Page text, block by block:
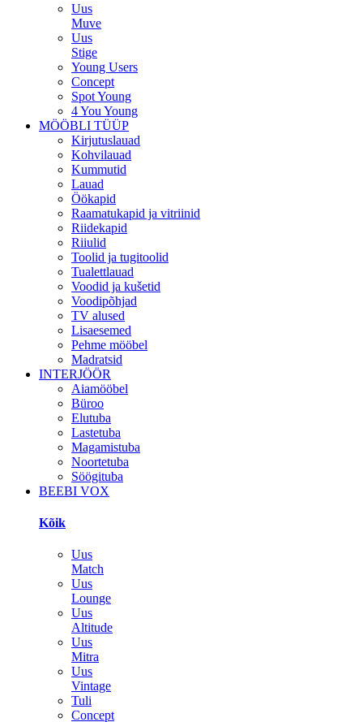
Uus
Muve
Uus
Stige
Young Users
Concept
Spot Young
4 You Young
MÖÖBLI TÜÜP
Kirjutuslauad
Kohvilauad
Kummutid
Lauad
Öökapid
Raamatukapid ja vitriinid
Riidekapid
Riiulid
Toolid ja tugitoolid
Tualettlauad
Voodid ja kušetid
Voodipõhjad
TV alused
Lisaesemed
Pehme mööbel
Madratsid
INTERJÖÖR
Aiamööbel
Büroo
Elutuba
Lastetuba
Magamistuba
Noortetuba
Söögituba
BEEBI VOX
Kõik
Uus
Match
Uus
Lounge
Uus
Altitude
Uus
Mitra
Uus
Vintage
Tuli
Concept